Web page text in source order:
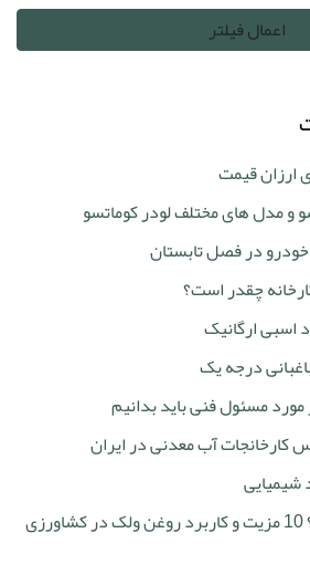
ارزان قیمت
و مدل های مختلف لودر کوماتسو
خودرو در فصل تابستان
چقدر است؟
اسبی ارگانیک
درجه یک
مسئول فنی باید بدانیم
کارخانجات آب معدنی در ایران
شیمیایی